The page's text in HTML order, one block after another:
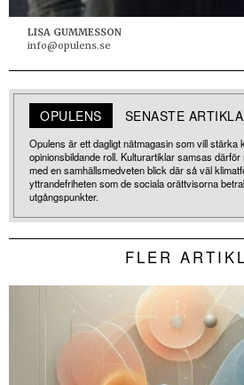
LISA GUMMESSON
info@opulens.se
OPULENS SENASTE
Opulens är ett dagligt nätmagasin som vill stärka
opinionsbildande roll. Kulturartiklar samsas
med en samhällsmedveten blick där så väl
yttrandefriheten som de sociala orättvisorna
utgångspunkter.
FLER